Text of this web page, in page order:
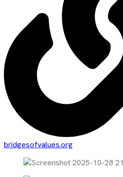
bridgesofvalues.org